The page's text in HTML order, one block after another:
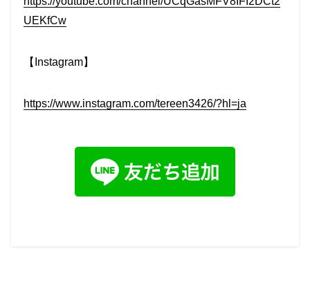
UEKfCw
【Instagram】
https://www.instagram.com/tereen3426/?hl=ja